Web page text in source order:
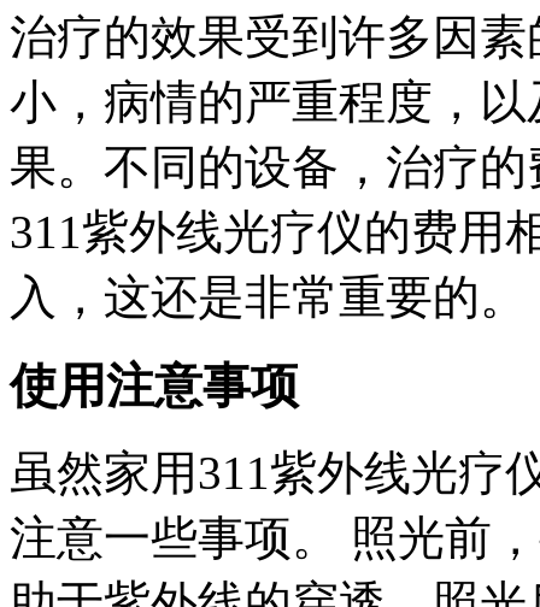
治疗的效果受到许多因
小，病情的严重程度，
果。不同的设备，治疗
311紫外线光疗仪的费用
入，这还是非常重要的。
使用注意事项
虽然家用311紫外线光疗
注意一些事项。 照光前